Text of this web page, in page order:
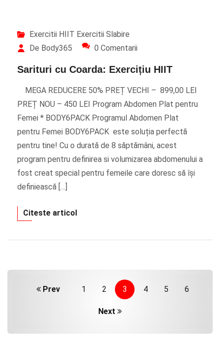
Exercitii HIIT Exercitii Slabire
De Body365
0 Comentarii
Sarituri cu Coarda: Exercițiu HIIT
MEGA REDUCERE 50% PREȚ VECHI – 899,00 LEI
PREȚ NOU – 450 LEI Program Abdomen Plat pentru
Femei * BODY6PACK Programul Abdomen Plat
pentru Femei BODY6PACK este soluția perfectă
pentru tine! Cu o durată de 8 săptămâni, acest
program pentru definirea si volumizarea abdomenului a
fost creat special pentru femeile care doresc să își
definiească […]
Citeste articol
Prev 1 2 3 4 5 6
Next